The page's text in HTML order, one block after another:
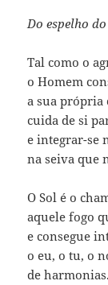
Do espelho
Tal como o
o Homem
a sua própria
cuida de si
e integrar-se
na seiva que
O Sol é o
aquele fogo
e consegue
o eu, o tu, o
de